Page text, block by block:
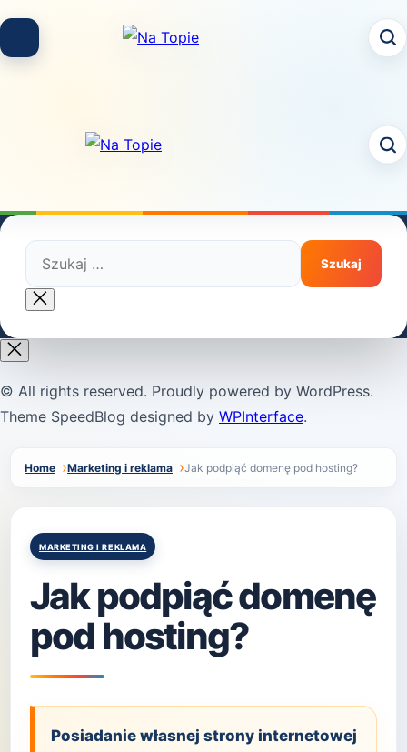
content
Szukaj:
Close
search
© All rights reserved. Proudly powered by WordPress.
Theme SpeedBlog designed by WPInterface.
Home Marketing i reklama Jak podpiąć domenę pod hosting?
Posted
MARKETING I REKLAMA
Jak podpiąć domenę
pod hosting?
Posiadanie własnej strony internetowej